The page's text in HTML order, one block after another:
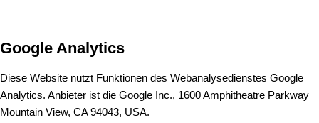
Google Analytics
Diese Website nutzt Funktionen des Webanalysedienstes Google
Analytics. Anbieter ist die Google Inc., 1600 Amphitheatre Parkway
Mountain View, CA 94043, USA.